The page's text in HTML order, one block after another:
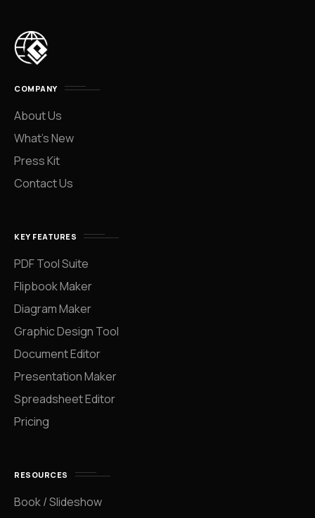
COMPANY
About Us
What’s New
Press Kit
Contact Us
KEY FEATURES
PDF Tool Suite
Flipbook Maker
Diagram Maker
Graphic Design Tool
Document Editor
Presentation Maker
Spreadsheet Editor
Pricing
RESOURCES
Book / Slideshow